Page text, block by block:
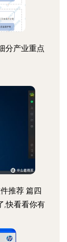
分产业重点
推荐 篇四
,快看看你有